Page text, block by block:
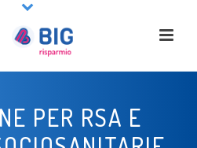
PER RSA E